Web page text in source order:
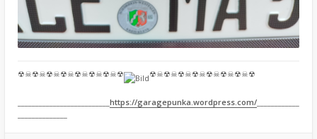
☢☠☢☠☢☠☢☠☢☠☢☠☢☠☢ ☢☠☢☠☢☠☢☠☢☠☢☠☢☠☢
https://garagepunka.wordpress.com/